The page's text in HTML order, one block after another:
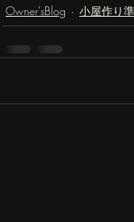
Owner'sBlog 小屋作り